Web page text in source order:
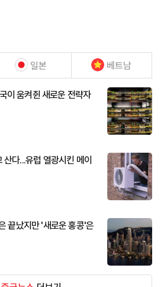
일본 베트남
이 움켜쥔 새로운 전략자
다...유럽 열광시킨 메이
끝났지만 '새로운 홍콩'은